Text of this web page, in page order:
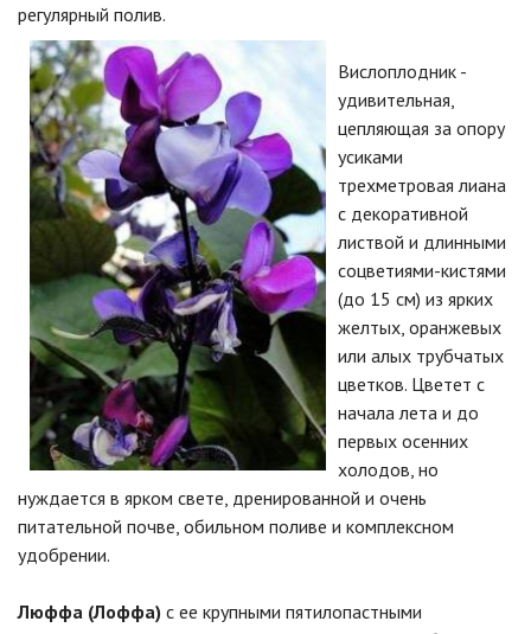
регулярный полив.
Вислоплодник -
удивительная,
цепляющая за опору
усиками
трехметровая лиана
с декоративной
листвой и длинными
соцветиями-кистями
(до 15 см) из ярких
желтых, оранжевых
или алых трубчатых
цветков. Цветет с
начала лета и до
первых осенних
холодов, но
нуждается в ярком свете, дренированной и очень
питательной почве, обильном поливе и комплексном
удобрении.
Люффа (Лоффа) с ее крупными пятилопастными